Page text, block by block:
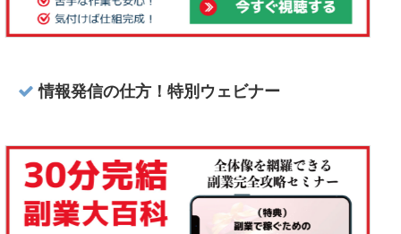
情報発信の仕方！特別ウェビナー